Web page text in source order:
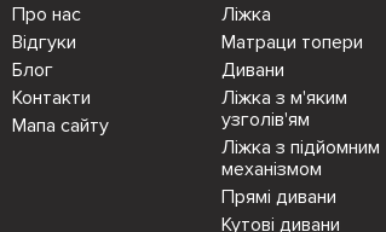
Про нас
Відгуки
Блог
Контакти
Мапа сайту
Ліжка
Матраци топери
Дивани
Ліжка з м'яким
узголів'ям
Ліжка з підйомним
механізмом
Прямі дивани
Кутові дивани